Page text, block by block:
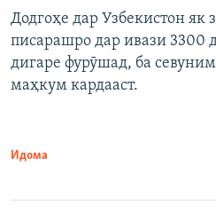
Додгоҳе дар Узбекистон як
писарашро дар ивази 3300
дигаре фурӯшад, ба
маҳкум кардааст.
Идома